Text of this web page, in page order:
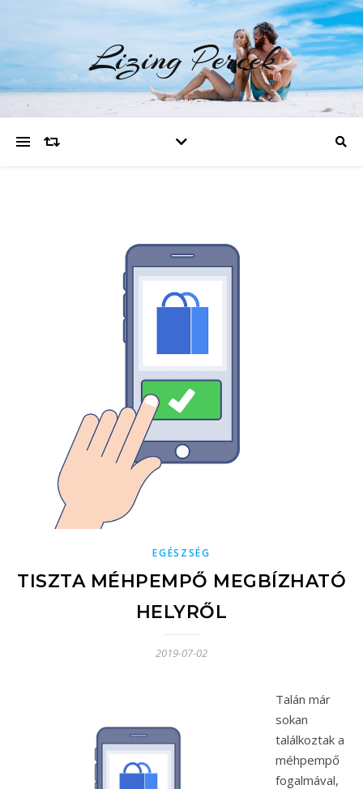
Lizing Percek
EGÉSZSÉG
TISZTA MÉHPEMPŐ MEGBÍZHATÓ
HELYRŐL
2019-07-02
Talán már
sokan
találkoztak a
méhpempő
fogalmával,